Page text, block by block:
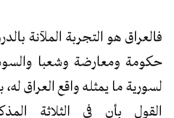
فالعراق هو التجربة الملآنة
حكومة ومعارضة وشعبا
لسورية ما يمثله واقع العراق
القول بأن في الثلاثة